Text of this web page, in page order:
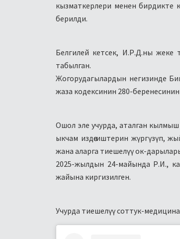
кызматкерлери менен бирдикте
берилди.
Белгилей кетсек, И.Р.Д.ны жеке
табылган.
Жогорудагылардын негизинде
жаза кодексинин 280-
Ошол эле учурда, аталган
ыкчам издөө иштерин жүргүзүп,
жана аларга тиешелүү ок-
2025-жылдын 24-майында Р.И.,
жайына киргизилген.
Учурда тиешелүү соттук-